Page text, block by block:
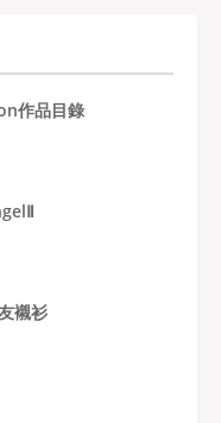
作品目錄
襯衫